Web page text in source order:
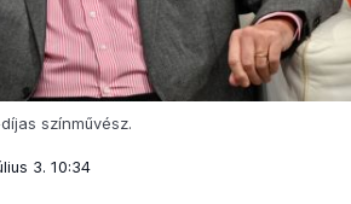
színművész.
3. 10:34